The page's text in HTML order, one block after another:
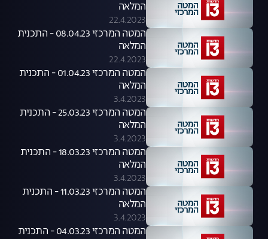
המלאה
22.4.2023
המטה המרכזי 08.04.23 - התכנית
המלאה
22.4.2023
המטה המרכזי 01.04.23 - התכנית
המלאה
3.4.2023
המטה המרכזי 25.03.23 - התכנית
המלאה
3.4.2023
המטה המרכזי 18.03.23 - התכנית
המלאה
3.4.2023
המטה המרכזי 11.03.23 - התכנית
המלאה
3.4.2023
המטה המרכזי 04.03.23 - התכנית